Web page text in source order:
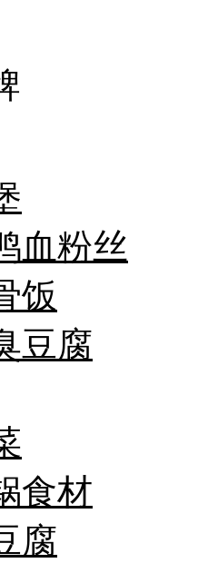
血粉丝
饭
豆腐
食材
腐